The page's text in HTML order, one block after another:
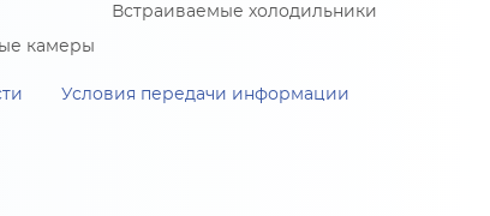
камеры
Встраиваемые холодильники
Условия передачи информации